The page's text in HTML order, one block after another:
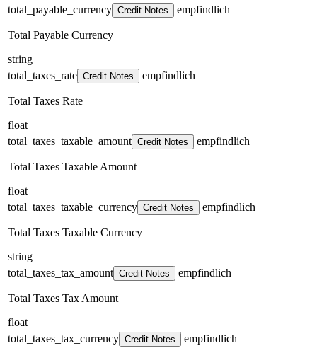
total_payable_currency Credit Notes empfindlich
Total Payable Currency
string
total_taxes_rate Credit Notes empfindlich
Total Taxes Rate
float
total_taxes_taxable_amount Credit Notes empfindlich
Total Taxes Taxable Amount
float
total_taxes_taxable_currency Credit Notes empfindlich
Total Taxes Taxable Currency
string
total_taxes_tax_amount Credit Notes empfindlich
Total Taxes Tax Amount
float
total_taxes_tax_currency Credit Notes empfindlich